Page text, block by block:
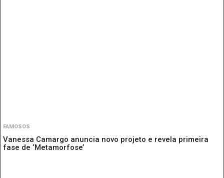
FAMOSOS
Vanessa Camargo anuncia novo projeto e revela primeira
fase de ‘Metamorfose’